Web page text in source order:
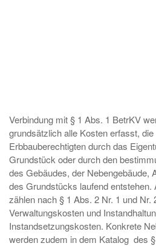
Verbindung mit § 1 Abs. 1 BetrKV
grundsätzlich alle Kosten erfasst,
Erbbauberechtigten durch das
Grundstück oder durch den
des Gebäudes, der Nebengebäude,
des Grundstücks laufend
zählen nach § 1 Abs. 2 Nr. 1 und Nr.
Verwaltungskosten und
Instandsetzungskosten. Konkrete
werden zudem in dem Katalog des